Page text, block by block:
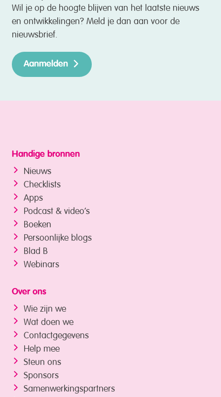
Wil je op de hoogte blijven van het laatste nieuws
en ontwikkelingen? Meld je dan aan voor de
nieuwsbrief.
Aanmelden
Handige bronnen
Nieuws
Checklists
Apps
Podcast & video’s
Boeken
Persoonlijke blogs
Blad B
Webinars
Over ons
Wie zijn we
Wat doen we
Contactgegevens
Help mee
Steun ons
Sponsors
Samenwerkings­partners